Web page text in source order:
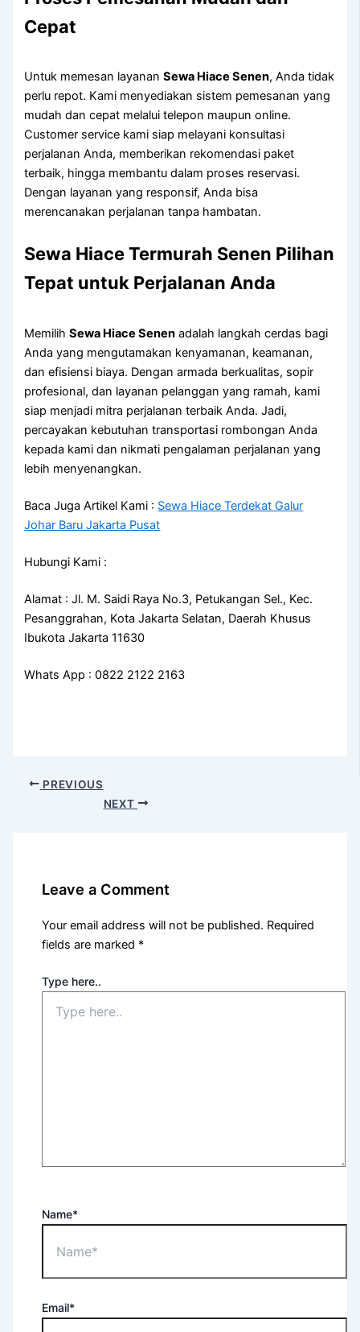
Cepat
Untuk memesan layananSewa Hiace Senen, Anda tidak
perlu repot. Kami menyediakan sistem pemesanan yang
mudah dan cepat melalui telepon maupun online.
Customer service kami siap melayani konsultasi
perjalanan Anda, memberikan rekomendasi paket
terbaik, hingga membantu dalam proses reservasi.
Dengan layanan yang responsif, Anda bisa
merencanakan perjalanan tanpa hambatan.
Sewa Hiace Termurah Senen Pilihan
Tepat untuk Perjalanan Anda
MemilihSewa Hiace Senen adalah langkah cerdas bagi
Anda yang mengutamakan kenyamanan, keamanan,
dan efisiensi biaya. Dengan armada berkualitas, sopir
profesional, dan layanan pelanggan yang ramah, kami
siap menjadi mitra perjalanan terbaik Anda. Jadi,
percayakan kebutuhan transportasi rombongan Anda
kepada kami dan nikmati pengalaman perjalanan yang
lebih menyenangkan.
Baca Juga Artikel Kami : Sewa Hiace Terdekat Galur
Johar Baru Jakarta Pusat
Hubungi Kami :
Alamat : Jl. M. Saidi Raya No.3, Petukangan Sel., Kec.
Pesanggrahan, Kota Jakarta Selatan, Daerah Khusus
Ibukota Jakarta 11630
Whats App : 0822 2122 2163
PREVIOUS
NEXT
Leave a Comment
Your email address will not be published. Required
fields are marked *
Type here..
Name*
Email*